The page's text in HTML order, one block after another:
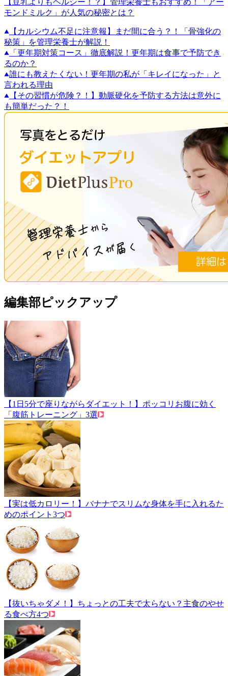
【豆乳よりもヘルシー！？】管理栄養士もおすすめ！「アー
モンドミルク」が人気の秘密とは？
【カルシウム不足に注意報】まだ間に合う？！「骨強化の
秘策」を管理栄養士が解説！
「更年期対策コース」徹底解説！更年期は食事で予防でき
るのか？
誰にも教えたくない！更年期の私が「キレイになった」と
言われる理由
【その習慣が危険？！】動脈硬化を予防する方法は意外に
も簡単だった？！
編集部ピックアップ
【1日5分で座りながらダイエット！】ポッコリお腹に効く
「腹筋トレーニング」3選
【実は低カロリー！】バナナでスリムな身体を手に入れるた
めのポイント3つ
【抜いちゃダメ！】ちょっとの工夫で太らない？主食のやせ
る食べ方4つ